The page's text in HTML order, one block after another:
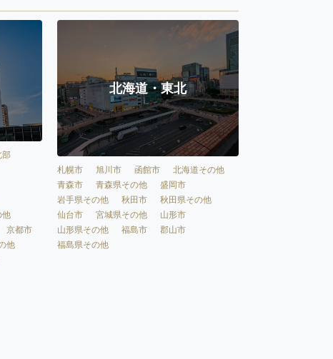
部
他
京都市
他
北海道・東北
札幌市 旭川市 函館市
北海道その他
青森市
青森県その他
盛岡市
岩手県その他
秋田市
秋田県その他
仙台市
宮城県その他
山形市
山形県その他
福島市
郡山市
福島県その他